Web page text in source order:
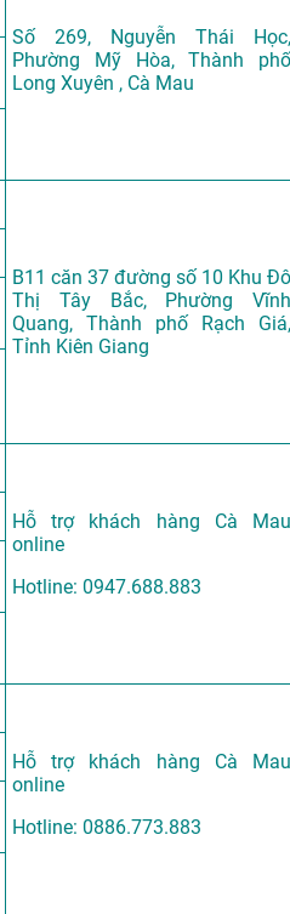
Số 269, Nguyễn Thái Học,
Phường Mỹ Hòa, Thành phố
Long Xuyên , Cà Mau
B11 căn 37 đường số 10 Khu Đô
Thị Tây Bắc, Phường Vĩnh
Quang, Thành phố Rạch Giá,
Tỉnh Kiên Giang
Hỗ trợ khách hàng Cà Mau
online
Hotline: 0947.688.883
Hỗ trợ khách hàng Cà Mau
online
Hotline: 0886.773.883